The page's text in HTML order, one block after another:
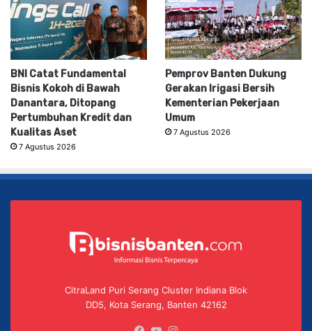
BNI Catat Fundamental
Bisnis Kokoh di Bawah
Danantara, Ditopang
Pertumbuhan Kredit dan
Kualitas Aset
7 Agustus 2026
Pemprov Banten Dukung
Gerakan Irigasi Bersih
Kementerian Pekerjaan
Umum
7 Agustus 2026
CitraLand Puri Serang Cluster Indiana Blok
DD5, Kota Serang, Banten 42162